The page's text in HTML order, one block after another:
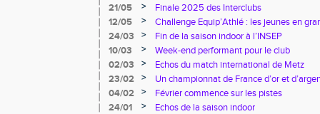
21/05
>
Finale 2025 des Interclubs
12/05
>
Challenge Equip’Athlé : les jeunes en
24/03
>
Fin de la saison indoor à l’INSEP
10/03
>
Week-end performant pour le club
02/03
>
Echos du match international de Metz
23/02
>
Un championnat de France d’or et
04/02
>
Février commence sur les pistes
24/01
>
Echos de la saison indoor